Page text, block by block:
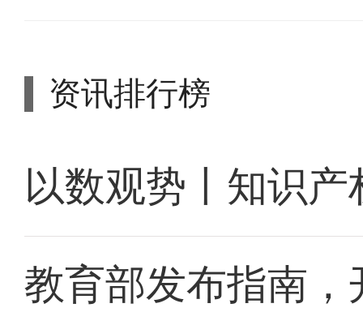
资讯排行榜
以数观势丨知识
教育部发布指南